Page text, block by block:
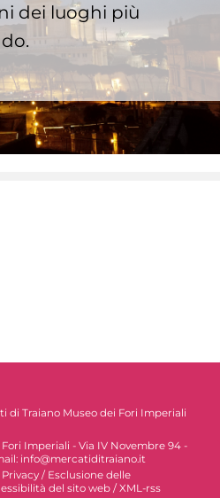
dei luoghi più
di Traiano Museo dei Fori Imperiali
Imperiali - Via IV Novembre 94 -
info@mercatiditraiano.it
Privacy / Esclusione delle
del sito web /XML-rss